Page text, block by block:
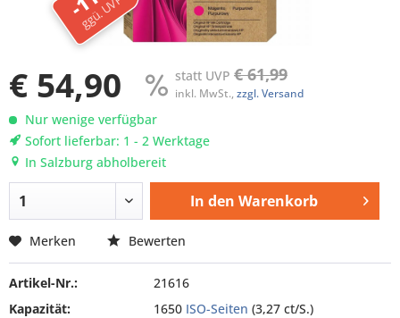
ggü. UVP
€ 54,90 statt UVP € 61,99
inkl. MwSt., zzgl. Versand
Nur wenige verfügbar
Sofort lieferbar: 1 - 2 Werktage
In Salzburg abholbereit
In den Warenkorb
Merken Bewerten
Artikel-Nr.:
21616
Kapazität:
1650 ISO-Seiten (3,27 ct/S.)